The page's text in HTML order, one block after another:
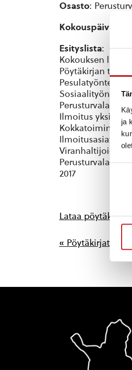
ja
Osasto:
Kokouspäivä
Esityslista:
Kokouksen
Pöytäkirjan
Pesulatyöntekijä
Ilmoitus
Kokkatoiminnan
Ilmoitusasiat
Viranhaltijoiden
2017
Lataa pöytäkirja
« Pöytäkirjat